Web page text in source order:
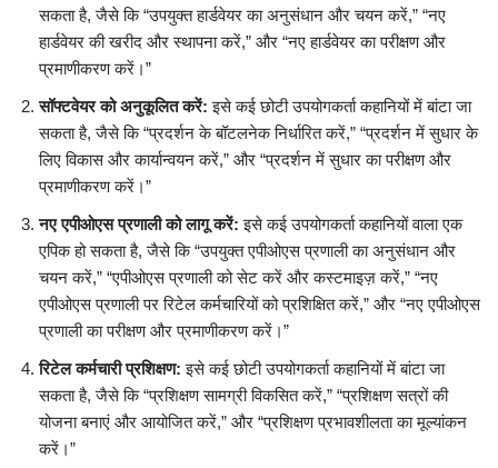
सकता है, जैसे कि “उपयुक्त हार्डवेयर का अनुसंधान और चयन करें,” “नए
हार्डवेयर की खरीद और स्थापना करें,” और “नए हार्डवेयर का परीक्षण और
प्रमाणीकरण करें।”
सॉफ्टवेयर को अनुकूलित करें: इसे कई छोटी उपयोगकर्ता कहानियों में बांटा जा
सकता है, जैसे कि “प्रदर्शन के बॉटलनेक निर्धारित करें,” “प्रदर्शन में सुधार के
लिए विकास और कार्यान्वयन करें,” और “प्रदर्शन में सुधार का परीक्षण और
प्रमाणीकरण करें।”
नए एपीओएस प्रणाली को लागू करें: इसे कई उपयोगकर्ता कहानियों वाला एक
एपिक हो सकता है, जैसे कि “उपयुक्त एपीओएस प्रणाली का अनुसंधान और
चयन करें,” “एपीओएस प्रणाली को सेट करें और कस्टमाइज़ करें,” “नए
एपीओएस प्रणाली पर रिटेल कर्मचारियों को प्रशिक्षित करें,” और “नए एपीओएस
प्रणाली का परीक्षण और प्रमाणीकरण करें।”
रिटेल कर्मचारी प्रशिक्षण: इसे कई छोटी उपयोगकर्ता कहानियों में बांटा जा
सकता है, जैसे कि “प्रशिक्षण सामग्री विकसित करें,” “प्रशिक्षण सत्रों की
योजना बनाएं और आयोजित करें,” और “प्रशिक्षण प्रभावशीलता का मूल्यांकन
करें।”